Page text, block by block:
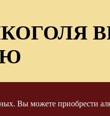
Вы можете приобрести